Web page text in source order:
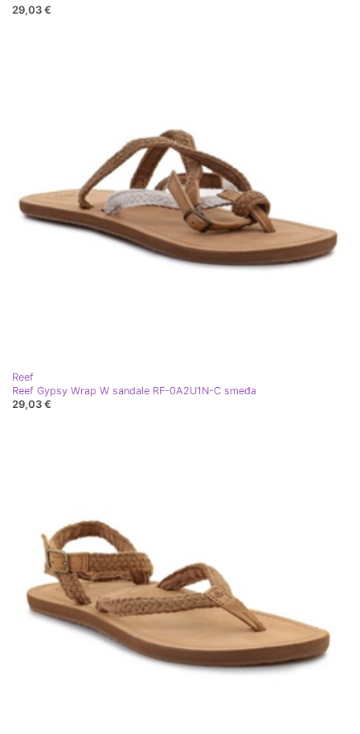
29,03 €
Reef
Reef Gypsy Wrap W sandale RF-0A2U1N-C smeđa
29,03 €